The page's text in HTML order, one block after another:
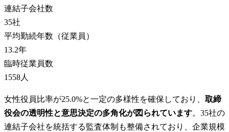
連結子会社数
35社
平均勤続年数（従業員）
13.2年
臨時従業員数
1558人
女性役員比率が25.0%と一定の多様性を確保しており、 取締
役会の透明性と意思決定の多角化が図られています。35社の
連結子会社を統括する監査体制も整備されており、企業規模